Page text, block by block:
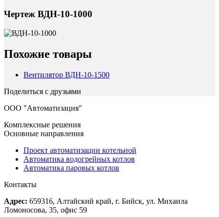
Чертеж ВДН-10-1000
Похожие товары
Вентилятор ВДН-10-1500
Поделиться с друзьями
ООО "Автоматизация"
Комплексные решения
Основные направления
Проект автоматизации котельной
Автоматика водогрейных котлов
Автоматика паровых котлов
Контакты
Адрес: 659316, Алтайский край, г. Бийск, ул. Михаила
Ломоносова, 35, офис 59